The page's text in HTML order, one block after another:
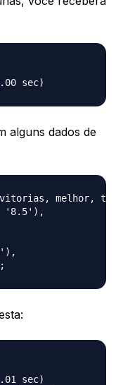
alguns dados de
vitorias, melhor,
'8.5'),
sec)